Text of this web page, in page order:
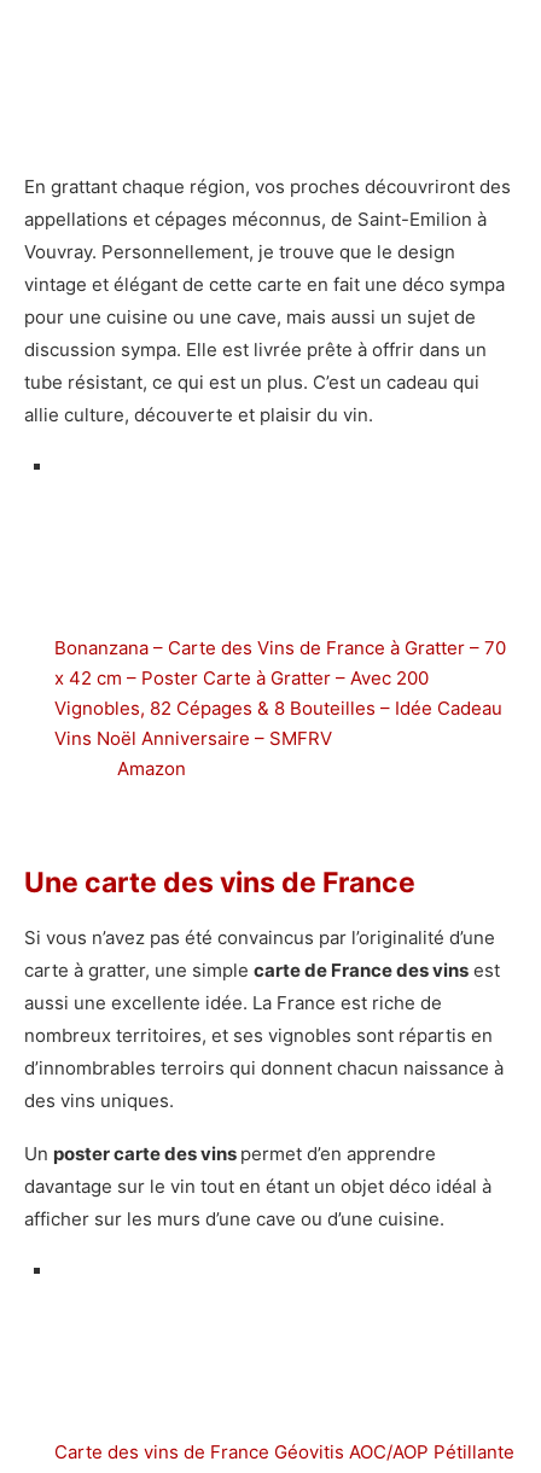
En grattant chaque région, vos proches découvriront des
appellations et cépages méconnus, de Saint-Emilion à
Vouvray. Personnellement, je trouve que le design
vintage et élégant de cette carte en fait une déco sympa
pour une cuisine ou une cave, mais aussi un sujet de
discussion sympa. Elle est livrée prête à offrir dans un
tube résistant, ce qui est un plus. C’est un cadeau qui
allie culture, découverte et plaisir du vin.
Bonanzana – Carte des Vins de France à Gratter – 70
x 42 cm – Poster Carte à Gratter – Avec 200
Vignobles, 82 Cépages & 8 Bouteilles – Idée Cadeau
Vins Noël Anniversaire – SMFRV
Amazon
Une carte des vins de France
Si vous n’avez pas été convaincus par l’originalité d’une
carte à gratter, une simple carte de France des vins est
aussi une excellente idée. La France est riche de
nombreux territoires, et ses vignobles sont répartis en
d’innombrables terroirs qui donnent chacun naissance à
des vins uniques.
Un poster carte des vins permet d’en apprendre
davantage sur le vin tout en étant un objet déco idéal à
afficher sur les murs d’une cave ou d’une cuisine.
Carte des vins de France Géovitis AOC/AOP Pétillante